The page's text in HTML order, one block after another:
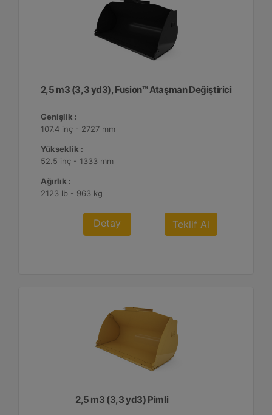
2,5 m3 (3,3 yd3), Fusion™ Ataşman Değiştirici
Genişlik :
107.4 inç - 2727 mm
Yükseklik :
52.5 inç - 1333 mm
Ağırlık :
2123 lb - 963 kg
Detay Teklif Al
2,5 m3 (3,3 yd3) Pimli